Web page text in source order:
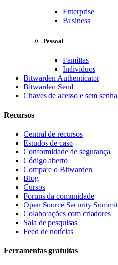
Enterprise
Business
Pessoal
Famílias
Indivíduos
Bitwarden Authenticator
Bitwarden Send
Chaves de acesso e sem senha
Recursos
Central de recursos
Estudos de caso
Conformidade de segurança
Código aberto
Compare o Bitwarden
Blog
Cursos
Fóruns da comunidade
Open Source Security Summit
Colaborações com criadores
Sala de pesquisas
Feed de notícias
Ferramentas gratuitas